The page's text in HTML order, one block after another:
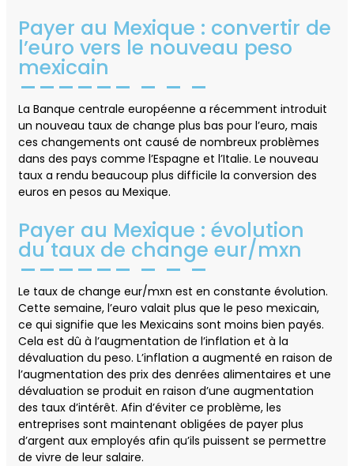
Payer au Mexique : convertir de
l’euro vers le nouveau peso
mexicain
La Banque centrale européenne a récemment introduit
un nouveau taux de change plus bas pour l’euro, mais
ces changements ont causé de nombreux problèmes
dans des pays comme l’Espagne et l’Italie. Le nouveau
taux a rendu beaucoup plus difficile la conversion des
euros en pesos au Mexique.
Payer au Mexique : évolution
du taux de change eur/mxn
Le taux de change eur/mxn est en constante évolution.
Cette semaine, l’euro valait plus que le peso mexicain,
ce qui signifie que les Mexicains sont moins bien payés.
Cela est dû à l’augmentation de l’inflation et à la
dévaluation du peso. L’inflation a augmenté en raison de
l’augmentation des prix des denrées alimentaires et une
dévaluation se produit en raison d’une augmentation
des taux d’intérêt. Afin d’éviter ce problème, les
entreprises sont maintenant obligées de payer plus
d’argent aux employés afin qu’ils puissent se permettre
de vivre de leur salaire.